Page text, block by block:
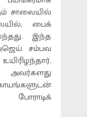
சாலையில்
பைக்
இந்த
சம்பவ
அவர்களது